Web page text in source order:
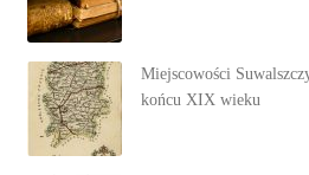
Miejscowości
końcu XIX wieku